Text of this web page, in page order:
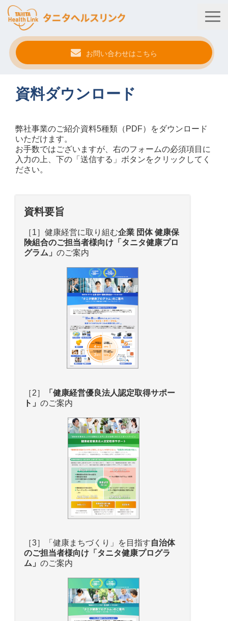
お問い合わせはこちら
自治体向けサービス
サービス連携
企業情報
資料ダウンロード
弊社事業のご紹介資料5種類（PDF）をダウンロード
いただけます。
お手数ではございますが、右のフォームの必須項目に
入力の上、下の「送信する」ボタンをクリックしてく
ださい。
資料要旨
［1］健康経営に取り組む企業 団体 健康保
険組合のご担当者様向け 「タニタ健康プロ
グラム」 のご案内
［2］
「健康経営優良法人認定取得サポー
ト 」 のご案内
［3］「健康まちづくり」を目指す自治体
のご担当者様向け 「タニタ健康プログラ
ム」 のご案内